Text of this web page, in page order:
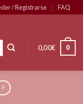
/ Registrarse FAQ
0,00€ 0